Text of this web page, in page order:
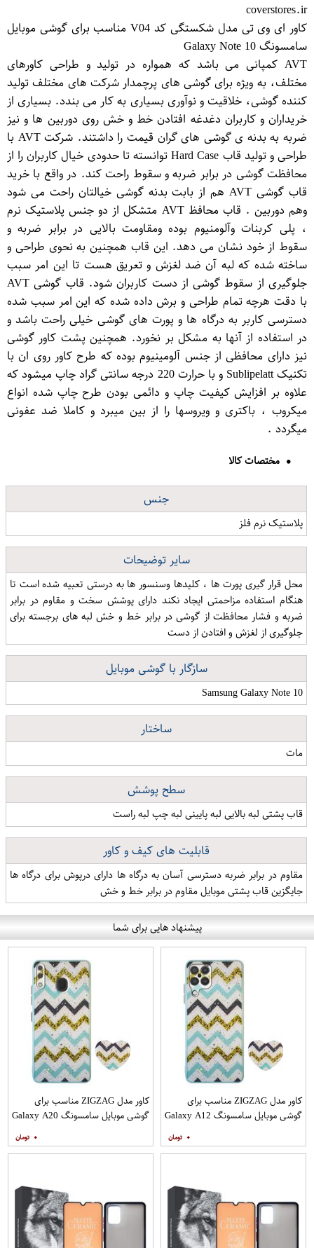
coverstores.ir
کاور ای وی تی مدل شکستگی کد V04 مناسب برای گوشی موبایل
سامسونگ Galaxy Note 10
AVT کمپانی می باشد که همواره در تولید و طراحی کاورهای
مختلف، به ویژه برای گوشی های پرچمدار شرکت های مختلف تولید
کننده گوشی، خلاقیت و نوآوری بسیاری به کار می بندد. بسیاری از
خریداران و کاربران دغدغه افتادن خط و خش روی دوربین ها و نیز
ضربه به بدنه ی گوشی های گران قیمت را داشتند. شرکت AVT با
طراحی و تولید قاب Hard Case توانسته تا حدودی خیال کاربران را از
محافظت گوشی در برابر ضربه و سقوط راحت کند. در واقع با خرید
قاب گوشی AVT هم از بابت بدنه گوشی خیالتان راحت می شود
وهم دوربین . قاب محافظ AVT متشکل از دو جنس پلاستیک نرم
، پلی کربنات وآلومنیوم بوده ومقاومت بالایی در برابر ضربه و
سقوط از خود نشان می دهد. این قاب همچنین به نحوی طراحی و
ساخته شده که لبه آن ضد لغزش و تعریق هست تا این امر سبب
جلوگیری از سقوط گوشی از دست کاربران شود. قاب گوشی AVT
با دقت هرچه تمام طراحی و برش داده شده که این امر سبب شده
دسترسی کاربر به درگاه ها و پورت های گوشی خیلی راحت باشد و
در استفاده از آنها به مشکل بر نخورد. همچنین پشت کاور گوشی
نیز دارای محافظی از جنس آلومینیوم بوده که طرح کاور روی ان با
تکنیک Sublipelatt و با حرارت 220 درجه سانتی گراد چاپ میشود که
علاوه بر افزایش کیفیت چاپ و دائمی بودن طرح چاپ شده انواع
میکروب ، باکتری و ویروسها را از بین میبرد و کاملا ضد عفونی
میگردد .
مختصات کالا
جنس
پلاستیک نرم فلز
سایر توضیحات
محل قرار گیری پورت ها ، کلیدها وسنسور ها به درستی تعبیه شده است تا
هنگام استفاده مزاحمتی ایجاد نکند دارای پوشش سخت و مقاوم در برابر
ضربه و فشار محافظت از گوشی در برابر خط و خش لبه های برجسته برای
جلوگیری از لغزش و افتادن از دست
سازگار با گوشی موبایل
Samsung Galaxy Note 10
ساختار
مات
سطح پوشش
قاب پشتی لبه بالایی لبه پایینی لبه چپ لبه راست
قابلیت های کیف و کاور
مقاوم در برابر ضربه دسترسی آسان به درگاه ها دارای درپوش برای درگاه ها
جایگزین قاب پشتی موبایل مقاوم در برابر خط و خش
پیشنهاد هایی برای شما
کاور مدل ZIGZAG مناسب برای
گوشی موبایل سامسونگ Galaxy A12
۰
کاور مدل ZIGZAG مناسب برای
گوشی موبایل سامسونگ Galaxy A20
۰